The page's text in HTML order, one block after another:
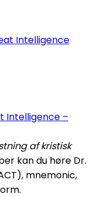
Intelligence –
af kristisk
kan du høre Dr.
mnemonic,